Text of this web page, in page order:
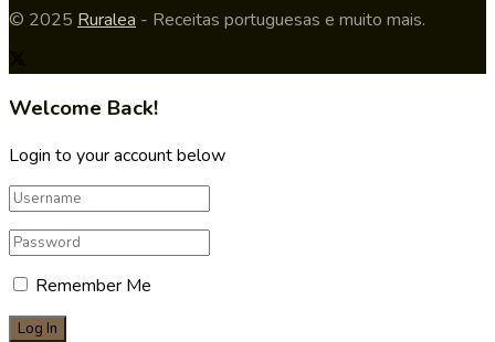
© 2025 Ruralea - Receitas portuguesas e muito mais.
Welcome Back!
Login to your account below
Remember Me